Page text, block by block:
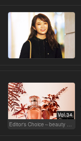
Vol.34
Editor's Choice～beauty & wellness～